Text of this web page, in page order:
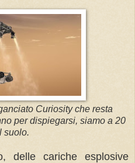
Curiosity che resta
per dispiegarsi, siamo a 20
suolo.
delle cariche esplosive